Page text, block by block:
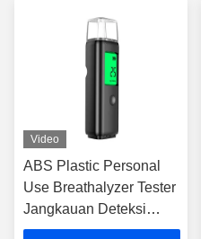
Video
ABS Plastic Personal
Use Breathalyzer Tester
Jangkauan Deteksi
0,00-200mg/100mL